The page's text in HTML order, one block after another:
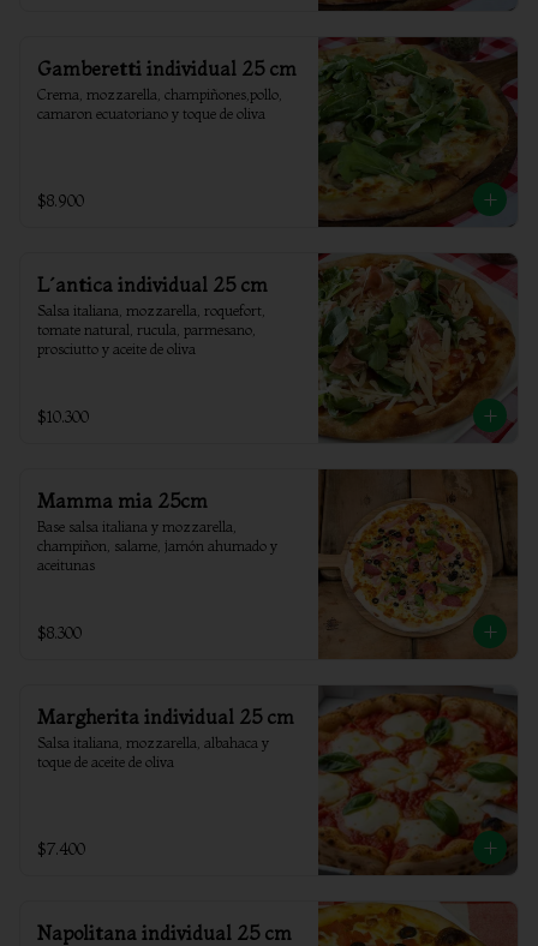
Gamberetti individual 25 cm
Crema, mozzarella, champiñones,pollo,
camaron ecuatoriano y toque de oliva
$8.900
L´antica individual 25 cm
Salsa italiana, mozzarella, roquefort,
tomate natural, rucula, parmesano,
prosciutto y aceite de oliva
$10.300
Mamma mia 25cm
Base salsa italiana y mozzarella,
champiñon, salame, jamón ahumado y
aceitunas
$8.300
Margherita individual 25 cm
Salsa italiana, mozzarella, albahaca y
toque de aceite de oliva
$7.400
Napolitana individual 25 cm